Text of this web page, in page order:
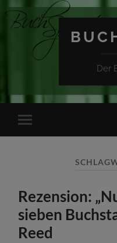
Der
Mobile-
Menü
Rezension:
sieben
Reed